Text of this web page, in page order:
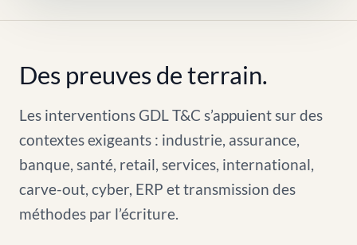
Des preuves de terrain.
Les interventions GDL T&C s’appuient sur des
contextes exigeants : industrie, assurance,
banque, santé, retail, services, international,
carve-out, cyber, ERP et transmission des
méthodes par l’écriture.